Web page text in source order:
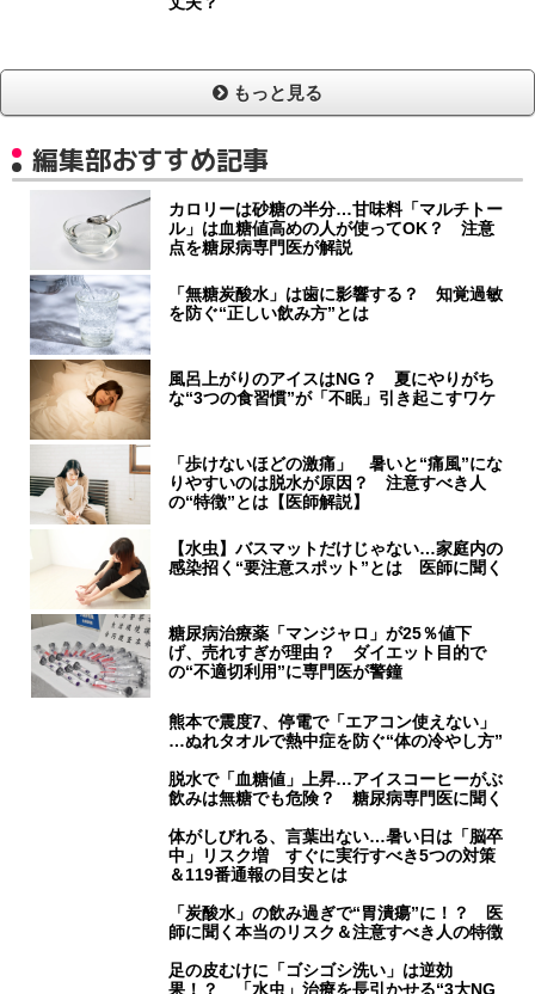
もっと見る
編集部おすすめ記事
カロリーは砂糖の半分…甘味料「マルチトー
ル」は血糖値高めの人が使ってOK？ 注意
点を糖尿病専門医が解説
「無糖炭酸水」は歯に影響する？ 知覚過敏
を防ぐ“正しい飲み方”とは
風呂上がりのアイスはNG？ 夏にやりがち
な“3つの食習慣”が「不眠」引き起こすワケ
「歩けないほどの激痛」 暑いと“痛風”にな
りやすいのは脱水が原因？ 注意すべき人
の“特徴”とは【医師解説】
【水虫】バスマットだけじゃない…家庭内の
感染招く“要注意スポット”とは 医師に聞く
糖尿病治療薬「マンジャロ」が25％値下
げ、売れすぎが理由？ ダイエット目的で
の“不適切利用”に専門医が警鐘
熊本で震度7、停電で「エアコン使えない」
…ぬれタオルで熱中症を防ぐ“体の冷やし方”
脱水で「血糖値」上昇…アイスコーヒーがぶ
飲みは無糖でも危険？ 糖尿病専門医に聞く
体がしびれる、言葉出ない…暑い日は「脳卒
中」リスク増 すぐに実行すべき5つの対策
＆119番通報の目安とは
「炭酸水」の飲み過ぎで“胃潰瘍”に！？ 医
師に聞く本当のリスク＆注意すべき人の特徴
足の皮むけに「ゴシゴシ洗い」は逆効
果！？ 「水虫」治療を長引かせる“3大NG